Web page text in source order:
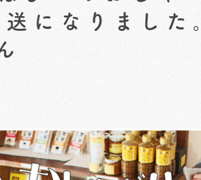
になりました